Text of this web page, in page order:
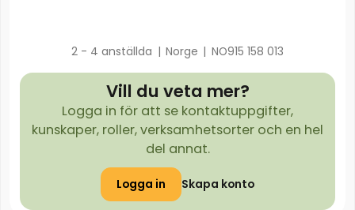
2 - 4 anställda | Norge | NO915 158 013
Vill du veta mer?
Logga in för att se kontaktuppgifter,
kunskaper, roller, verksamhetsorter och en hel
del annat.
Logga in Skapa konto